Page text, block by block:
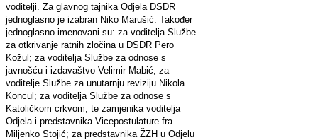
voditelji. Za glavnog tajnika Odjela DSDR
jednoglasno je izabran Niko Marušić. Također
jednoglasno imenovani su: za voditelja Službe
za otkrivanje ratnih zločina u DSDR Pero
Kožul; za voditelja Službe za odnose s
javnošću i izdavaštvo Velimir Mabić; za
voditelje Službe za unutarnju reviziju Nikola
Koncul; za voditelja Službe za odnose s
Katoličkom crkvom, te zamjenika voditelja
Odjela i predstavnika Vicepostulature fra
Miljenko Stojić; za predstavnika ŽZH u Odjelu